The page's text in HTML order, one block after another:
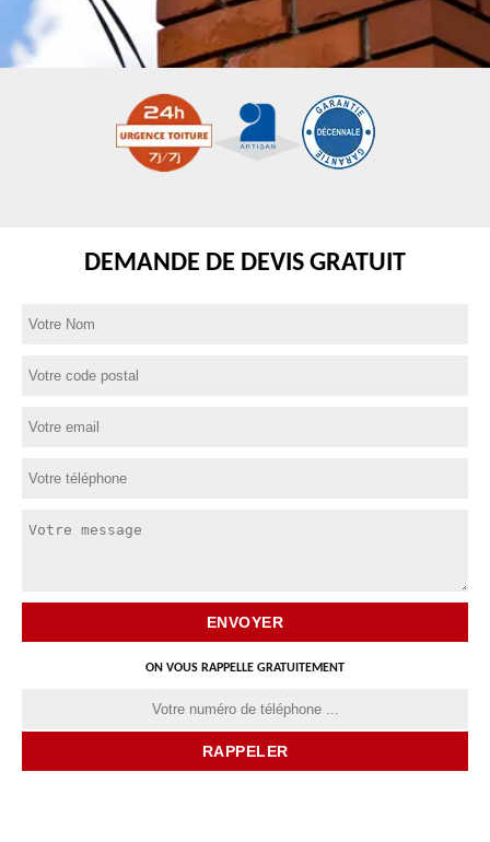
DEMANDE DE DEVIS GRATUIT
ON VOUS RAPPELLE GRATUITEMENT